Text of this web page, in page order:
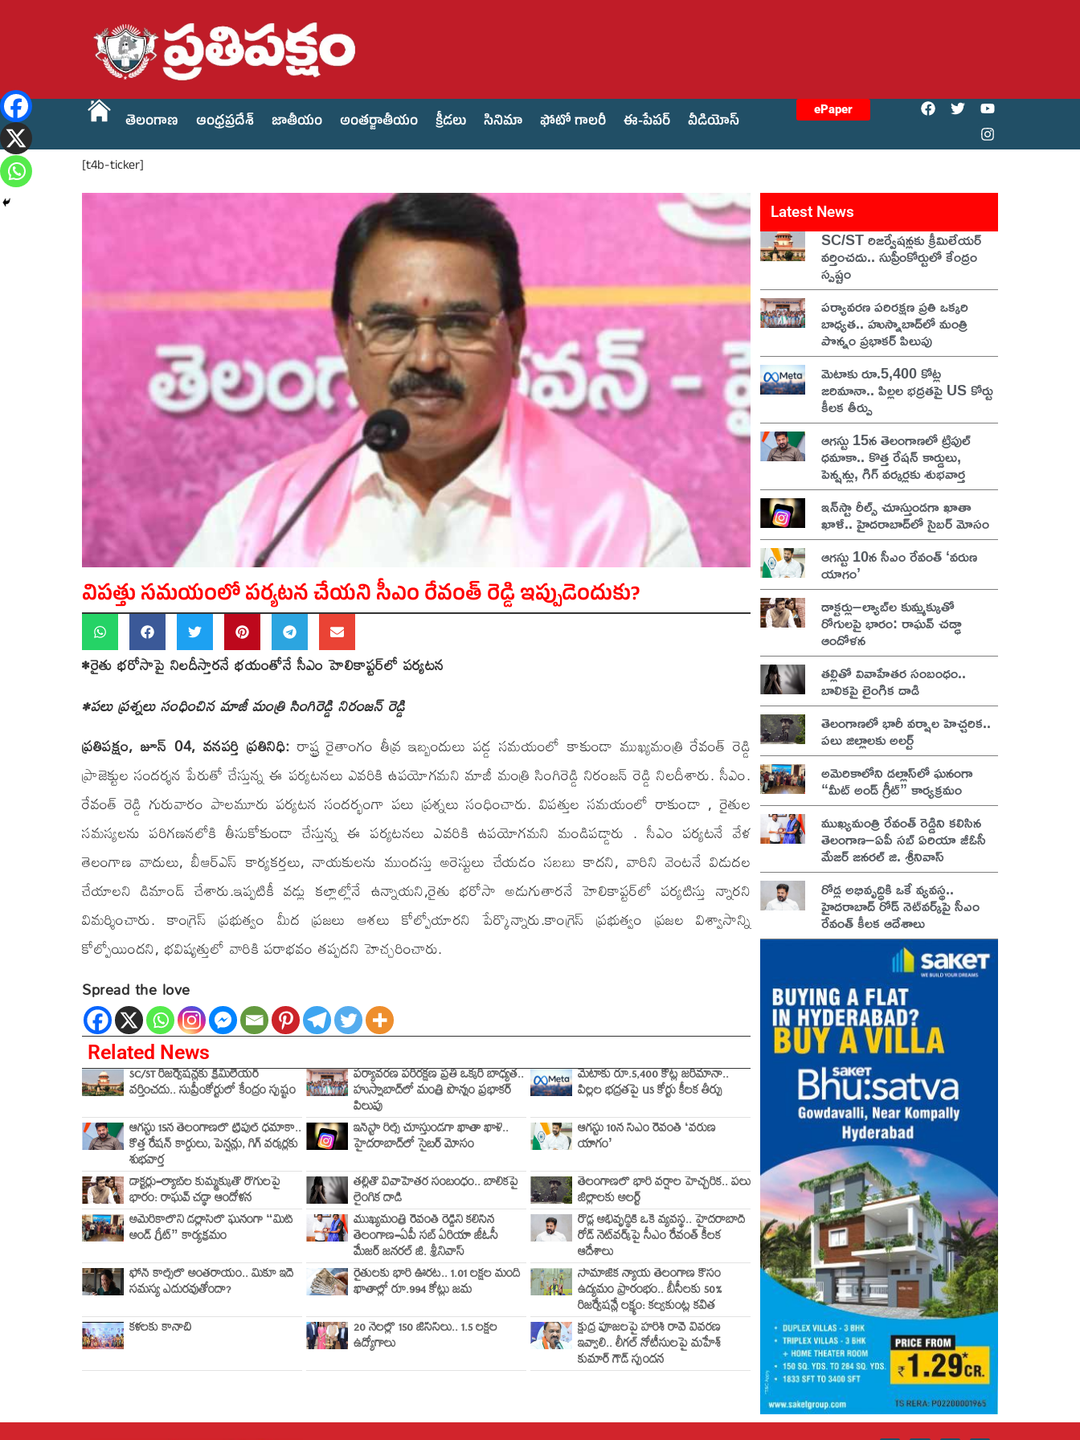
తెలంగాణ ఆంధ్రప్రదేశ్ జాతీయం అంతర్జాతీయం క్రీడలు సినిమా ఫోటో గాలరీ ఈ-పేపర్ వీడియోస్
ePaper
[t4b-ticker]
విపత్తు సమయంలో పర్యటన చేయని సీఎం రేవంత్ రెడ్డి ఇప్పుడెందుకు?
•రైతు భరోసాపై నిలదీస్తారనే భయంతోనే సీఎం హెలికాప్టర్‌లో పర్యటన
•పలు ప్రశ్నలు సంధించిన మాజీ మంత్రి సింగిరెడ్డి నిరంజన్ రెడ్డి
ప్రతిపక్షం, జూన్ 04, వనపర్తి ప్రతినిధి: రాష్ట్ర రైతాంగం తీవ్ర ఇబ్బందులు పడ్డ సమయంలో కాకుండా ముఖ్యమంత్రి రేవంత్‌ రెడ్డి
ప్రాజెక్టుల సందర్శన పేరుతో చేస్తున్న ఈ పర్యటనలు ఎవరికి ఉపయోగమని మాజీ మంత్రి సింగిరెడ్డి నిరంజన్ రెడ్డి నిలదీశారు. సీఎం.
రేవంత్ రెడ్డి గురువారం పాలమూరు పర్యటన సందర్భంగా పలు ప్రశ్నలు సంధించారు. విపత్తుల సమయంలో రాకుండా , రైతుల
సమస్యలను పరిగణనలోకి తీసుకోకుండా చేస్తున్న ఈ పర్యటనలు ఎవరికి ఉపయోగమని మండిపడ్డారు . సీఎం పర్యటనే వేళ
తెలంగాణ వాదులు, బీఆర్ఎస్ కార్యకర్తలు, నాయకులను ముందస్తు అరెస్టులు చేయడం సబబు కాదని, వారిని వెంటనే విడుదల
చేయాలని డిమాండ్‌ చేశారు.ఇప్పటికీ వడ్లు కల్లాల్లోనే ఉన్నాయని,రైతు భరోసా అడుగుతారనే హెలికాప్టర్‌లో పర్యటిస్తు న్నారని
విమర్శించారు. కాంగ్రెస్ ప్రభుత్వం మీద ప్రజలు ఆశలు కోల్పోయారని పేర్కొన్నారు.కాంగ్రెస్ ప్రభుత్వం ప్రజల విశ్వాసాన్ని
కోల్పోయిందని, భవిష్యత్తులో వారికి పరాభవం తప్పదని హెచ్చరించారు.
Spread the love
Related News
SC/ST రిజర్వేషన్లకు క్రీమిలేయర్
వర్తించదు.. సుప్రీంకోర్టులో కేంద్రం స్పష్టం
పర్యావరణ పరిరక్షణ ప్రతి ఒక్కరి బాధ్యత..
హుస్నాబాద్‌లో మంత్రి పొన్నం ప్రభాకర్
పిలుపు
మెటాకు రూ.5,400 కోట్ల జరిమానా..
పిల్లల భద్రతపై US కోర్టు కీలక తీర్పు
ఆగస్టు 15న తెలంగాణలో ట్రిపుల్ ధమాకా..
కొత్త రేషన్ కార్డులు, పెన్షన్లు, గిగ్ వర్కర్లకు
శుభవార్త
ఇన్‌స్టా రీల్స్ చూస్తుండగా ఖాతా ఖాళీ..
హైదరాబాద్‌లో సైబర్ మోసం
ఆగస్టు 10న సీఎం రేవంత్ ‘వరుణ
యాగం’
డాక్టర్లు–ల్యాబ్‌ల కుమ్మక్కుతో రోగులపై
భారం: రాఘవ్ చడ్ఢా ఆందోళన
తల్లితో వివాహేతర సంబంధం.. బాలికపై
లైంగిక దాడి
తెలంగాణలో భారీ వర్షాల హెచ్చరిక.. పలు
జిల్లాలకు అలర్ట్
అమెరికాలోని డల్లాస్‌లో ఘనంగా “మీట్
అండ్ గ్రీట్” కార్యక్రమం
ముఖ్యమంత్రి రేవంత్ రెడ్డిని కలిసిన
తెలంగాణ–ఏపీ సబ్ ఏరియా జీఓసీ
మేజర్ జనరల్ జి. శ్రీనివాస్
రోడ్ల అభివృద్ధికి ఒకే వ్యవస్థ.. హైదరాబాద్
రోడ్ నెట్‌వర్క్‌పై సీఎం రేవంత్ కీలక
ఆదేశాలు
ఫోన్ కాల్స్‌లో అంతరాయం.. మీకూ ఇదే
సమస్య ఎదురవుతోందా?
రైతులకు భారీ ఊరట.. 1.01 లక్షల మంది
ఖాతాల్లో రూ.994 కోట్లు జమ
సామాజిక న్యాయ తెలంగాణ కోసం
ఉద్యమం ప్రారంభం.. బీసీలకు 50%
రిజర్వేషన్లే లక్ష్యం: కల్వకుంట్ల కవిత
కళలకు కానాచి
20 నెలల్లో 150 జీసీసీలు.. 1.5 లక్షల
ఉద్యోగాలు
క్షుద్ర పూజలపై హరీశ్ రావే వివరణ
ఇవ్వాలి.. లీగల్ నోటీసులపై మహేశ్
కుమార్ గౌడ్ స్పందన
Latest News
SC/ST రిజర్వేషన్లకు క్రీమిలేయర్
వర్తించదు.. సుప్రీంకోర్టులో కేంద్రం
స్పష్టం
పర్యావరణ పరిరక్షణ ప్రతి ఒక్కరి
బాధ్యత.. హుస్నాబాద్‌లో మంత్రి
పొన్నం ప్రభాకర్ పిలుపు
మెటాకు రూ.5,400 కోట్ల
జరిమానా.. పిల్లల భద్రతపై US కోర్టు
కీలక తీర్పు
ఆగస్టు 15న తెలంగాణలో ట్రిపుల్
ధమాకా.. కొత్త రేషన్ కార్డులు,
పెన్షన్లు, గిగ్ వర్కర్లకు శుభవార్త
ఇన్‌స్టా రీల్స్ చూస్తుండగా ఖాతా
ఖాళీ.. హైదరాబాద్‌లో సైబర్ మోసం
ఆగస్టు 10న సీఎం రేవంత్ ‘వరుణ
యాగం’
డాక్టర్లు–ల్యాబ్‌ల కుమ్మక్కుతో
రోగులపై భారం: రాఘవ్ చడ్ఢా
ఆందోళన
తల్లితో వివాహేతర సంబంధం..
బాలికపై లైంగిక దాడి
తెలంగాణలో భారీ వర్షాల హెచ్చరిక..
పలు జిల్లాలకు అలర్ట్
అమెరికాలోని డల్లాస్‌లో ఘనంగా
“మీట్ అండ్ గ్రీట్” కార్యక్రమం
ముఖ్యమంత్రి రేవంత్ రెడ్డిని కలిసిన
తెలంగాణ–ఏపీ సబ్ ఏరియా జీఓసీ
మేజర్ జనరల్ జి. శ్రీనివాస్
రోడ్ల అభివృద్ధికి ఒకే వ్యవస్థ..
హైదరాబాద్ రోడ్ నెట్‌వర్క్‌పై సీఎం
రేవంత్ కీలక ఆదేశాలు